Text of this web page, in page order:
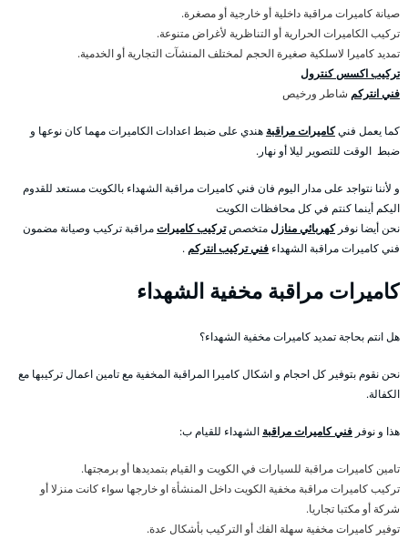
صيانة كاميرات مراقبة داخلية أو خارجية أو مصغرة.
تركيب الكاميرات الحرارية أو التناظرية لأغراض متنوعة.
تمديد كاميرا لاسلكية صغيرة الحجم لمختلف المنشآت التجارية أو الخدمية.
تركيب اكسس كنترول
فني انتركم شاطر ورخيص
كما يعمل فنيكاميرات مراقبة هندي على ضبط اعدادات الكاميرات مهما كان نوعها و
ضبط الوقت للتصوير ليلا أو نهار.
و لأننا نتواجد على مدار اليوم فان فني كاميرات مراقبة الشهداء بالكويت مستعد للقدوم
اليكم أينما كنتم في كل محافظات الكويت
نحن أيضا نوفركهربائي منازلمتخصصتركيب كاميراتمراقبة تركيب وصيانة مضمون
فني كاميرات مراقبة الشهداء فني تركيب انتركم .
كاميرات مراقبة مخفية الشهداء
هل انتم بحاجة تمديد كاميرات مخفية الشهداء؟
نحن نقوم بتوفير كل احجام و اشكال كاميرا المراقبة المخفية مع تامين اعمال تركيبها مع
الكفالة.
هذا و نوفر فني كاميرات مراقبة الشهداء للقيام ب:
تامين كاميرات مراقبة للسيارات في الكويت و القيام بتمديدها أو برمجتها.
تركيب كاميرات مراقبة مخفية الكويت داخل المنشأة او خارجها سواء كانت منزلا أو
شركة أو مكتبا تجاريا.
توفير كاميرات مخفية سهلة الفك أو التركيب بأشكال عدة.